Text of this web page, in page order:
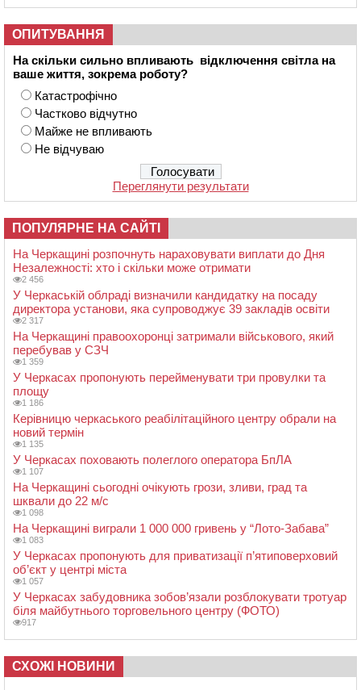
ОПИТУВАННЯ
На скільки сильно впливають відключення світла на
ваше життя, зокрема роботу?
Катастрофічно
Частково відчутно
Майже не впливають
Не відчуваю
Переглянути результати
ПОПУЛЯРНЕ НА САЙТІ
На Черкащині розпочнуть нараховувати виплати до Дня
Незалежності: хто і скільки може отримати
2 456
У Черкаській облраді визначили кандидатку на посаду
директора установи, яка супроводжує 39 закладів освіти
2 317
На Черкащині правоохоронці затримали військового, який
перебував у СЗЧ
1 359
У Черкасах пропонують перейменувати три провулки та
площу
1 186
Керівницю черкаського реабілітаційного центру обрали на
новий термін
1 135
У Черкасах поховають полеглого оператора БпЛА
1 107
На Черкащині сьогодні очікують грози, зливи, град та
шквали до 22 м/с
1 098
На Черкащині виграли 1 000 000 гривень у “Лото-Забава”
1 083
У Черкасах пропонують для приватизації п’ятиповерховий
об’єкт у центрі міста
1 057
У Черкасах забудовника зобов’язали розблокувати тротуар
біля майбутнього торговельного центру (ФОТО)
917
СХОЖІ НОВИНИ